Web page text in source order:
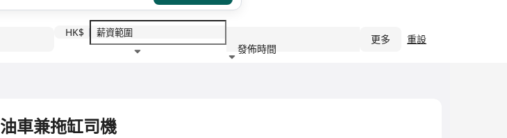
HK$
發佈時間
更多 重設
油車兼拖缸司機